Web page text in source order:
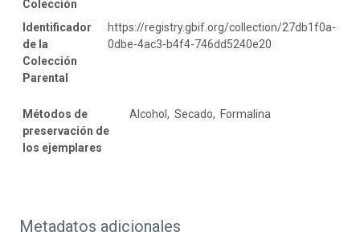
Colección
Identificador
de la
Colección
Parental
https://registry.gbif.org/collection/27db1f0a-
0dbe-4ac3-b4f4-746dd5240e20
Métodos de
preservación de
los ejemplares
Alcohol, Secado, Formalina
Metadatos adicionales